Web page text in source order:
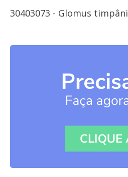
30403073 - Glomus